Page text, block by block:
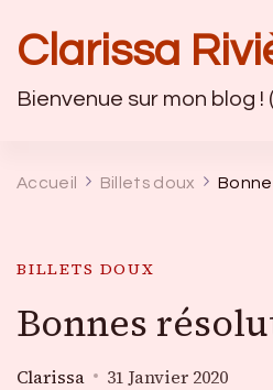
Clarissa
Bienvenue sur mon blog !
Accueil Billets doux
BILLETS DOUX
Bonnes
Clarissa 31 Janvier 2020